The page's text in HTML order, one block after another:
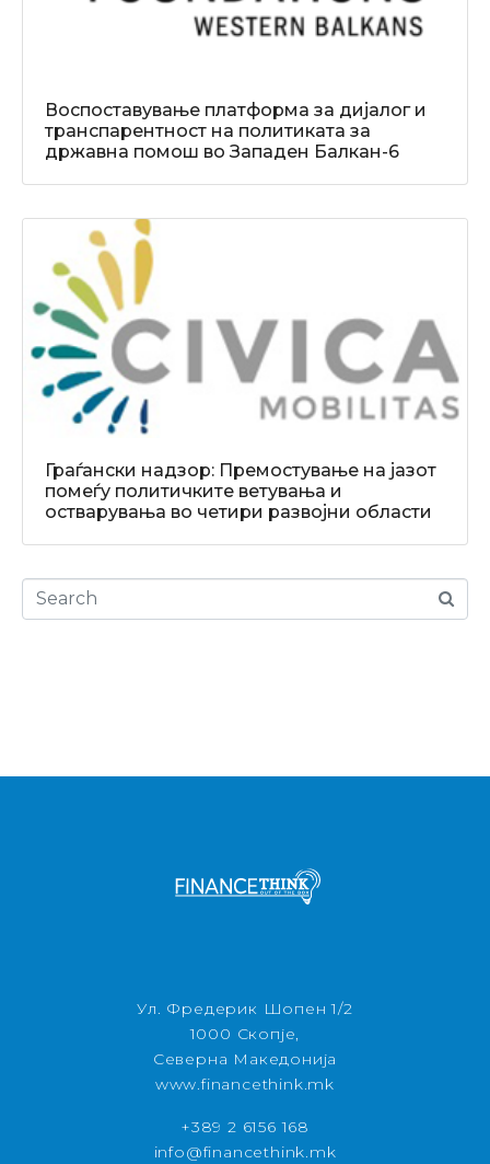
Воспоставување платформа за дијалог и
транспарентност на политиката за
државна помош во Западен Балкан-6
Граѓански надзор: Премостување на јазот
помеѓу политичките ветувања и
остварувања во четири развојни области
Ул. Фредерик Шопен 1/2
1000 Скопје,
Северна Македонија
www.financethink.mk
+389 2 6156 168
info@financethink.mk